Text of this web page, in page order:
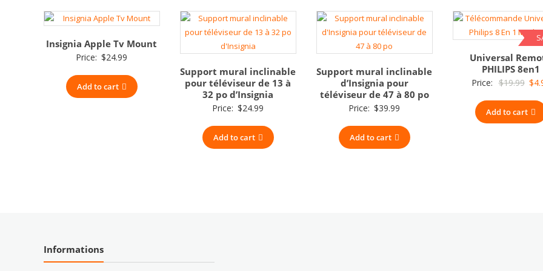
Insignia Apple Tv Mount
Price: $24.99
Add to cart
Support mural inclinable
pour téléviseur de 13 à
32 po d’Insignia
Price: $24.99
Add to cart
Support mural inclinable
d’Insignia pour
téléviseur de 47 à 80 po
Price: $39.99
Add to cart
Universal
PHILIPS 8en1
Price: $19.99
was:
$
Add to cart
Informations